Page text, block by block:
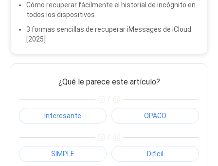
Cómo recuperar fácilmente el historial de incógnito en
todos los dispositivos
3 formas sencillas de recuperar iMessages de iCloud
[2025]
¿Qué le parece este artículo?
/
Interesante OPACO
/
SIMPLE Dificil